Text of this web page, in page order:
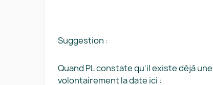
Suggestion :
Quand PL constate qu’il existe déjà
volontairement la date ici :